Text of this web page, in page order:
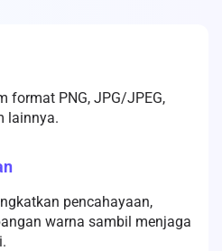
format PNG, JPG/JPEG,
lainnya.
pencahayaan,
warna sambil menjaga